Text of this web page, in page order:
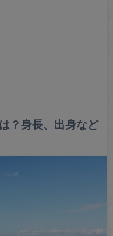
？身長、出身など